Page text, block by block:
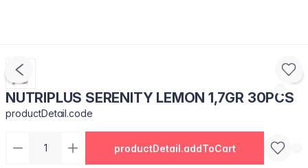
NUTRIPLUS SERENITY LEMON 1,7GR 30PCS
productDetail.code
productDetail.addToCart